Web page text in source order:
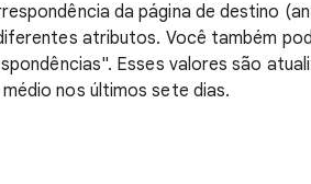
da página de destino
atributos. Você também
Esses valores são
nos últimos sete dias.